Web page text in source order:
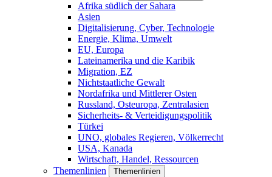
Afrika südlich der Sahara
Asien
Digitalisierung, Cyber, Technologie
Energie, Klima, Umwelt
EU, Europa
Lateinamerika und die Karibik
Migration, EZ
Nichtstaatliche Gewalt
Nordafrika und Mittlerer Osten
Russland, Osteuropa, Zentralasien
Sicherheits- & Verteidigungspolitik
Türkei
UNO, globales Regieren, Völkerrecht
USA, Kanada
Wirtschaft, Handel, Ressourcen
Themenlinien
Themenlinien